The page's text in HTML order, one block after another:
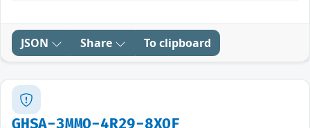
JSON Share To clipboard
GHSA-3MMQ-4R29-8XQF